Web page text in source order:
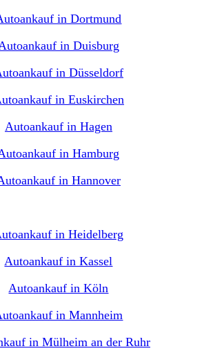
in Dortmund
in Duisburg
in Düsseldorf
in Euskirchen
Autoankauf in Hagen
in Hamburg
in Hannover
in Heidelberg
Autoankauf in Kassel
Autoankauf in Köln
in Mannheim
in Mülheim an der Ruhr